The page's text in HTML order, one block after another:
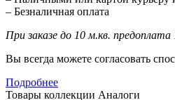
– Безналичная оплата
При заказе до 10 м.кв. предоплата
Вы всегда можете согласовать
Подробнее
Товары коллекции Аналоги